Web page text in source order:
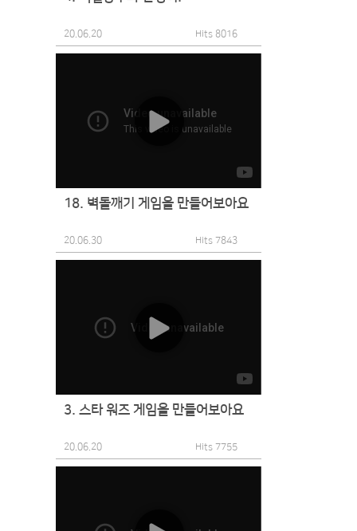
20.06.20 Hits 8016
18. 벽돌깨기 게임을 만들어보아요
20.06.30 Hits 7843
3. 스타 워즈 게임을 만들어보아요
20.06.20 Hits 7755